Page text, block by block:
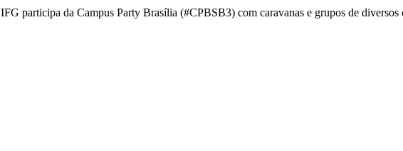
IFG participa da Campus Party Brasília (#CPBSB3) com caravanas e grupos de diversos